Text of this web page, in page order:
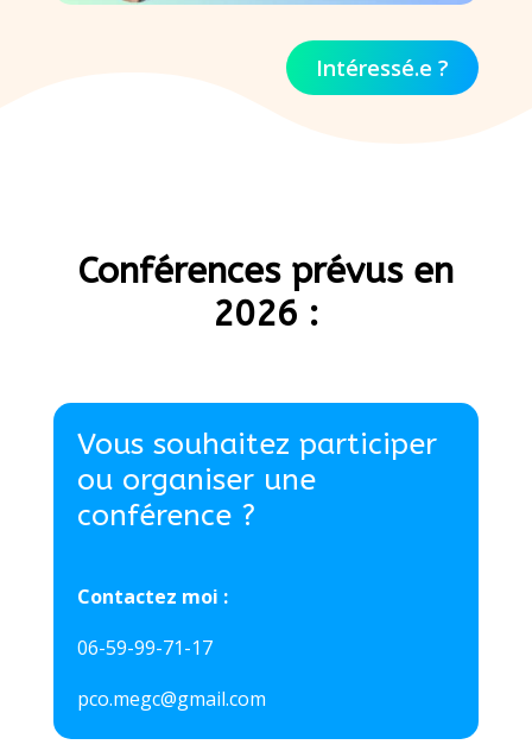
Intéressé.e ?
Conférences prévus en
2026 :
Vous souhaitez participer
ou organiser une
conférence ?
Contactez moi :
06-59-99-71-17
pco.megc@gmail.com